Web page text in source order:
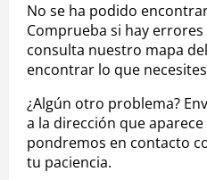
No se ha podido
Comprueba si hay
consulta nuestro mapa
encontrar lo que
¿Algún otro problema?
a la dirección que
pondremos en contacto
tu paciencia.